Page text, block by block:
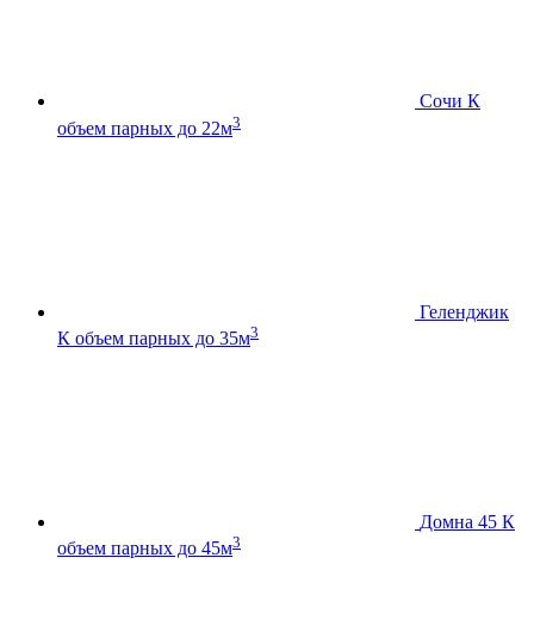
Сочи К
объем парных до 22м3
Геленджик
К объем парных до 35м3
Домна 45 К
объем парных до 45м3